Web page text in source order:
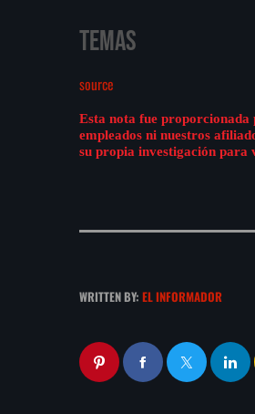
Temas
source
Esta nota fue proporcionada
empleados ni nuestros
su propia investigación para
WRITTEN BY: EL INFORMADOR